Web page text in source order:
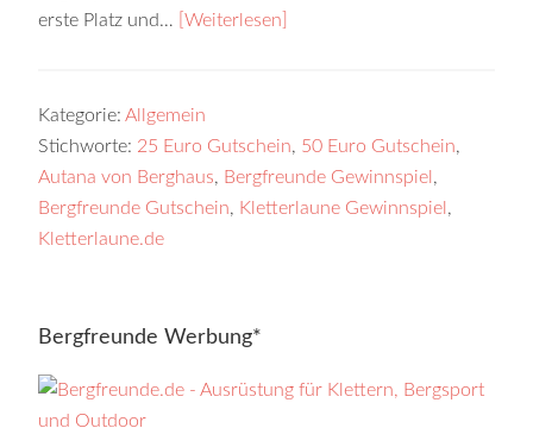
erste Platz und…
[Weiterlesen]
Kategorie:Allgemein
Stichworte: 25 Euro Gutschein, 50 Euro Gutschein,
Autana von Berghaus, Bergfreunde Gewinnspiel ,
Bergfreunde Gutschein, Kletterlaune Gewinnspiel ,
Kletterlaune.de
Bergfreunde Werbung*